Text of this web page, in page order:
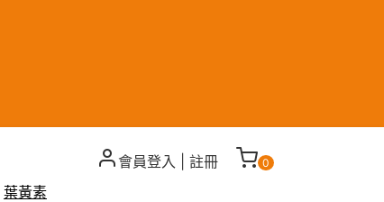
葉黃素
會員登入 註冊 0